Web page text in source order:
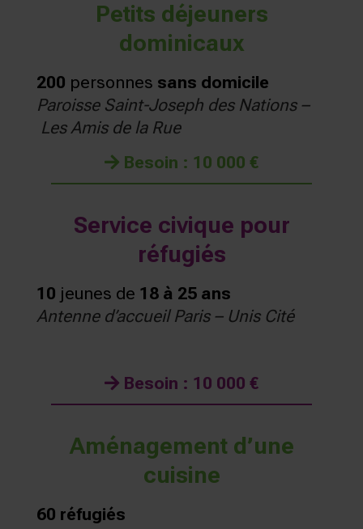
Petits déjeuners
dominicaux
200 personnes sans domicile
Paroisse Saint-Joseph des Nations –
Les Amis de la Rue
Besoin : 10 000 €
Service civique pour
réfugiés
10 jeunes de 18 à 25 ans
Antenne d’accueil Paris – Unis Cité
Besoin : 10 000 €
Aménagement d’une
cuisine
60 réfugiés